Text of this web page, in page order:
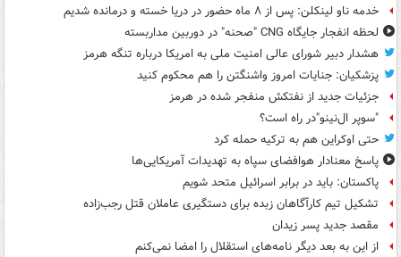
خدمه ناو لینکلن: پس از ۸ ماه حضور در دریا خسته و درمانده‌ شدیم
لحظه انفجار جایگاه CNG "صحنه" در دوربین مداربسته
هشدار دبیر شورای عالی امنیت ملی به امریکا درباره تنگه هرمز
پزشکیان: جنایات امروز واشنگتن را هم محکوم کنید
جزئیات جدید از نفتکش منفجر شده در هرمز
"سوپر ال‌نینو"در راه است؟
حتی اوکراین هم به ترکیه حمله کرد
پاسخ معنادار هوافضای سپاه به تهدیدات آمریکایی‌ها
پاکستان: باید در برابر اسرائیل متحد شویم
تشکیل تیم کارآگاهان زبده برای دستگیری عاملان قتل رجب‌زاده
مقصد جدید پسر زیدان
از این به بعد دیگر نامه‌های استقلال را امضا نمی‌کنم